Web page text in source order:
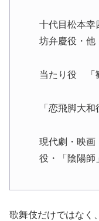
十代目松本
坊弁慶役・他
当たり役 「
「恋飛脚大
現代劇・映
役・「陰陽
歌舞伎だけではなく